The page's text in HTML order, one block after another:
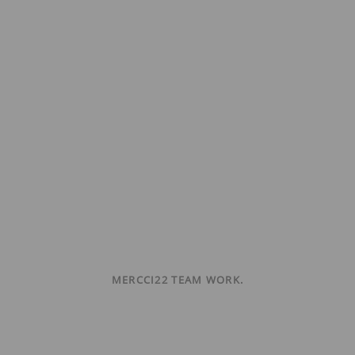
MERCCI22 TEAM WORK.